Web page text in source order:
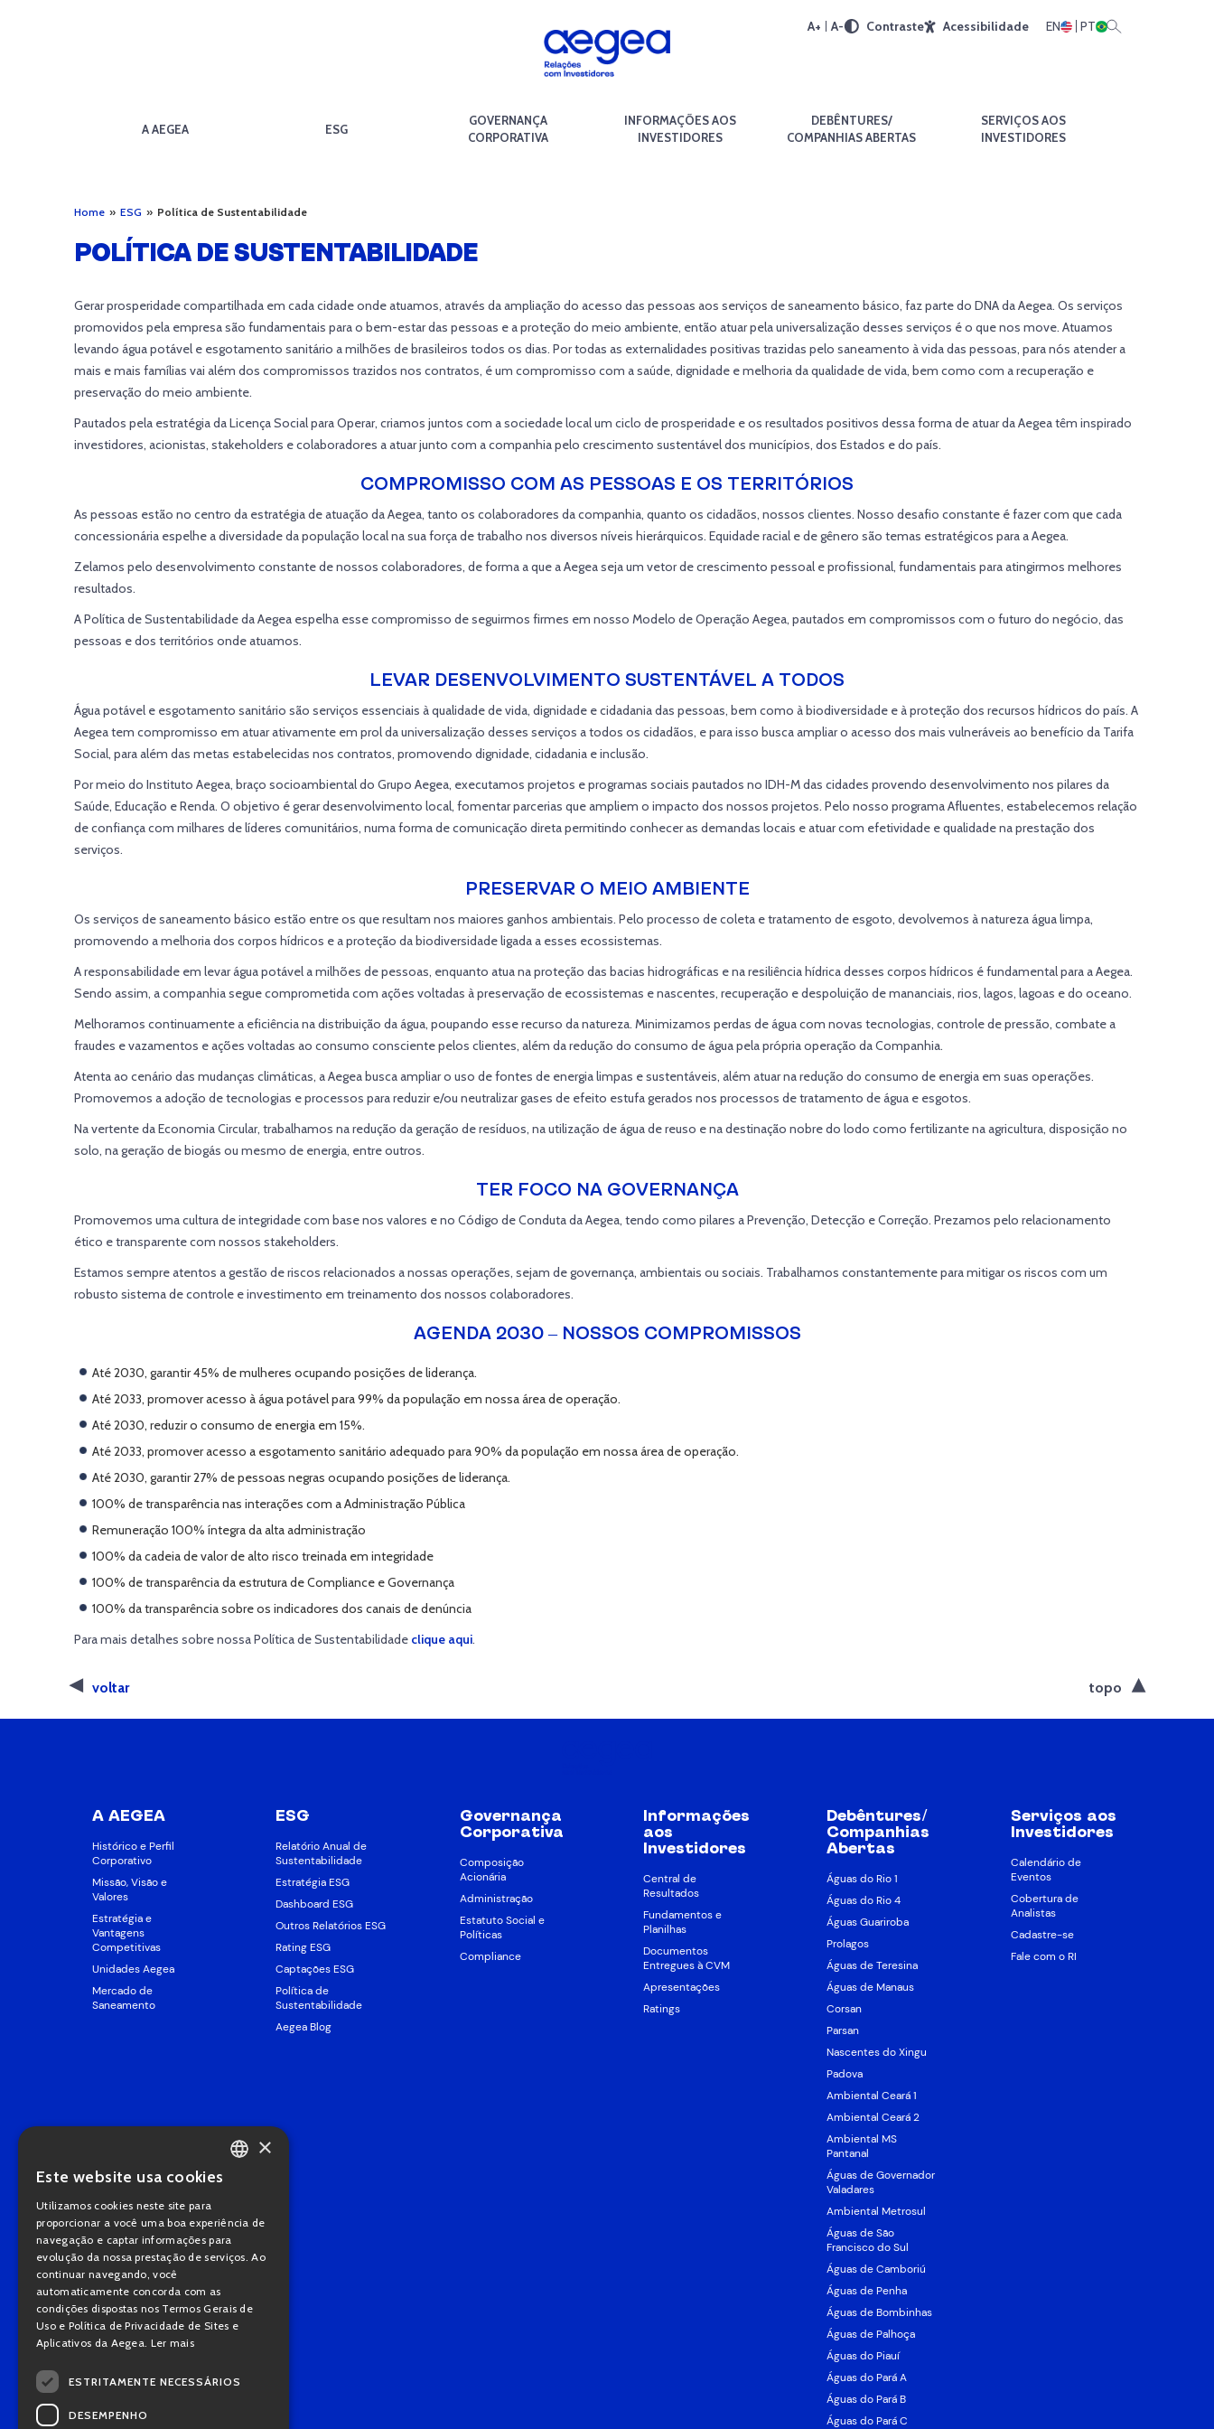
A+ A- Contraste Acessibilidade EN PT
A AEGEA ESG
GOVERNANÇA
CORPORATIVA
INFORMAÇÕES AOS
INVESTIDORES
DEBÊNTURES/
COMPANHIAS ABERTAS
SERVIÇOS AOS
INVESTIDORES
Home » ESG » Política de Sustentabilidade
POLÍTICA DE SUSTENTABILIDADE
Gerar prosperidade compartilhada em cada cidade onde atuamos, através da ampliação do acesso das pessoas aos serviços de saneamento básico, faz parte do DNA da Aegea. Os serviços
promovidos pela empresa são fundamentais para o bem-estar das pessoas e a proteção do meio ambiente, então atuar pela universalização desses serviços é o que nos move. Atuamos
levando água potável e esgotamento sanitário a milhões de brasileiros todos os dias. Por todas as externalidades positivas trazidas pelo saneamento à vida das pessoas, para nós atender a
mais e mais famílias vai além dos compromissos trazidos nos contratos, é um compromisso com a saúde, dignidade e melhoria da qualidade de vida, bem como com a recuperação e
preservação do meio ambiente.
Pautados pela estratégia da Licença Social para Operar, criamos juntos com a sociedade local um ciclo de prosperidade e os resultados positivos dessa forma de atuar da Aegea têm inspirado
investidores, acionistas, stakeholders e colaboradores a atuar junto com a companhia pelo crescimento sustentável dos municípios, dos Estados e do país.
COMPROMISSO COM AS PESSOAS E OS TERRITÓRIOS
As pessoas estão no centro da estratégia de atuação da Aegea, tanto os colaboradores da companhia, quanto os cidadãos, nossos clientes. Nosso desafio constante é fazer com que cada
concessionária espelhe a diversidade da população local na sua força de trabalho nos diversos níveis hierárquicos. Equidade racial e de gênero são temas estratégicos para a Aegea.
Zelamos pelo desenvolvimento constante de nossos colaboradores, de forma a que a Aegea seja um vetor de crescimento pessoal e profissional, fundamentais para atingirmos melhores
resultados.
A Política de Sustentabilidade da Aegea espelha esse compromisso de seguirmos firmes em nosso Modelo de Operação Aegea, pautados em compromissos com o futuro do negócio, das
pessoas e dos territórios onde atuamos.
LEVAR DESENVOLVIMENTO SUSTENTÁVEL A TODOS
Água potável e esgotamento sanitário são serviços essenciais à qualidade de vida, dignidade e cidadania das pessoas, bem como à biodiversidade e à proteção dos recursos hídricos do país. A
Aegea tem compromisso em atuar ativamente em prol da universalização desses serviços a todos os cidadãos, e para isso busca ampliar o acesso dos mais vulneráveis ao benefício da Tarifa
Social, para além das metas estabelecidas nos contratos, promovendo dignidade, cidadania e inclusão.
Por meio do Instituto Aegea, braço socioambiental do Grupo Aegea, executamos projetos e programas sociais pautados no IDH-M das cidades provendo desenvolvimento nos pilares da
Saúde, Educação e Renda. O objetivo é gerar desenvolvimento local, fomentar parcerias que ampliem o impacto dos nossos projetos. Pelo nosso programa Afluentes, estabelecemos relação
de confiança com milhares de líderes comunitários, numa forma de comunicação direta permitindo conhecer as demandas locais e atuar com efetividade e qualidade na prestação dos
serviços.
PRESERVAR O MEIO AMBIENTE
Os serviços de saneamento básico estão entre os que resultam nos maiores ganhos ambientais. Pelo processo de coleta e tratamento de esgoto, devolvemos à natureza água limpa,
promovendo a melhoria dos corpos hídricos e a proteção da biodiversidade ligada a esses ecossistemas.
A responsabilidade em levar água potável a milhões de pessoas, enquanto atua na proteção das bacias hidrográficas e na resiliência hídrica desses corpos hídricos é fundamental para a Aegea.
Sendo assim, a companhia segue comprometida com ações voltadas à preservação de ecossistemas e nascentes, recuperação e despoluição de mananciais, rios, lagos, lagoas e do oceano.
Melhoramos continuamente a eficiência na distribuição da água, poupando esse recurso da natureza. Minimizamos perdas de água com novas tecnologias, controle de pressão, combate a
fraudes e vazamentos e ações voltadas ao consumo consciente pelos clientes, além da redução do consumo de água pela própria operação da Companhia.
Atenta ao cenário das mudanças climáticas, a Aegea busca ampliar o uso de fontes de energia limpas e sustentáveis, além atuar na redução do consumo de energia em suas operações.
Promovemos a adoção de tecnologias e processos para reduzir e/ou neutralizar gases de efeito estufa gerados nos processos de tratamento de água e esgotos.
Na vertente da Economia Circular, trabalhamos na redução da geração de resíduos, na utilização de água de reuso e na destinação nobre do lodo como fertilizante na agricultura, disposição no
solo, na geração de biogás ou mesmo de energia, entre outros.
TER FOCO NA GOVERNANÇA
Promovemos uma cultura de integridade com base nos valores e no Código de Conduta da Aegea, tendo como pilares a Prevenção, Detecção e Correção. Prezamos pelo relacionamento
ético e transparente com nossos stakeholders.
Estamos sempre atentos a gestão de riscos relacionados a nossas operações, sejam de governança, ambientais ou sociais. Trabalhamos constantemente para mitigar os riscos com um
robusto sistema de controle e investimento em treinamento dos nossos colaboradores.
AGENDA 2030 – NOSSOS COMPROMISSOS
Até 2030, garantir 45% de mulheres ocupando posições de liderança.
Até 2033, promover acesso à água potável para 99% da população em nossa área de operação.
Até 2030, reduzir o consumo de energia em 15%.
Até 2033, promover acesso a esgotamento sanitário adequado para 90% da população em nossa área de operação.
Até 2030, garantir 27% de pessoas negras ocupando posições de liderança.
100% de transparência nas interações com a Administração Pública
Remuneração 100% íntegra da alta administração
100% da cadeia de valor de alto risco treinada em integridade
100% de transparência da estrutura de Compliance e Governança
100% da transparência sobre os indicadores dos canais de denúncia
Para mais detalhes sobre nossa Política de Sustentabilidade clique aqui.
voltar topo
A AEGEA
Histórico e Perfil
Corporativo
Missão, Visão e
Valores
Estratégia e
Vantagens
Competitivas
Unidades Aegea
Mercado de
Saneamento
ESG
Relatório Anual de
Sustentabilidade
Estratégia ESG
Dashboard ESG
Outros Relatórios ESG
Rating ESG
Captações ESG
Política de
Sustentabilidade
Aegea Blog
Governança
Corporativa
Composição
Acionária
Administração
Estatuto Social e
Políticas
Compliance
Informações
aos
Investidores
Central de
Resultados
Fundamentos e
Planilhas
Documentos
Entregues à CVM
Apresentações
Ratings
Debêntures/
Companhias
Abertas
Águas do Rio 1
Águas do Rio 4
Águas Guariroba
Prolagos
Águas de Teresina
Águas de Manaus
Corsan
Parsan
Nascentes do Xingu
Padova
Ambiental Ceará 1
Ambiental Ceará 2
Ambiental MS
Pantanal
Águas de Governador
Valadares
Ambiental Metrosul
Águas de São
Francisco do Sul
Águas de Camboriú
Águas de Penha
Águas de Bombinhas
Águas de Palhoça
Águas do Piauí
Águas do Pará A
Águas do Pará B
Águas do Pará C
Serviços aos
Investidores
Calendário de
Eventos
Cobertura de
Analistas
Cadastre-se
Fale com o RI
PORTUGUESE
×
Este website usa cookies
Utilizamos cookies neste site para
proporcionar a você uma boa experiência de
navegação e captar informações para
evolução da nossa prestação de serviços. Ao
continuar navegando, você
automaticamente concorda com as
condições dispostas nos Termos Gerais de
Uso e Política de Privacidade de Sites e
Aplicativos da Aegea. Ler mais
ESTRITAMENTE NECESSÁRIOS
DESEMPENHO